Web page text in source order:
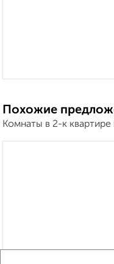
Похожие
Комнаты в 2-к